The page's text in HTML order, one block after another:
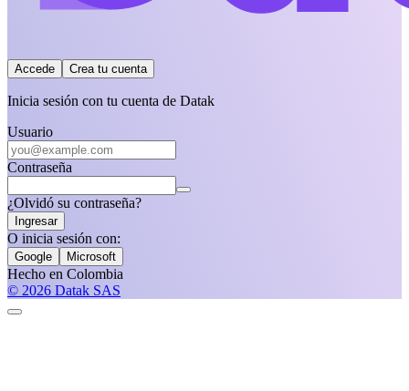
Accede Crea tu cuenta
Inicia sesión con tu cuenta de Datak
Usuario
Contraseña
¿Olvidó su contraseña?
Ingresar
O inicia sesión con:
Google Microsoft
Hecho en Colombia
© 2026 Datak SAS